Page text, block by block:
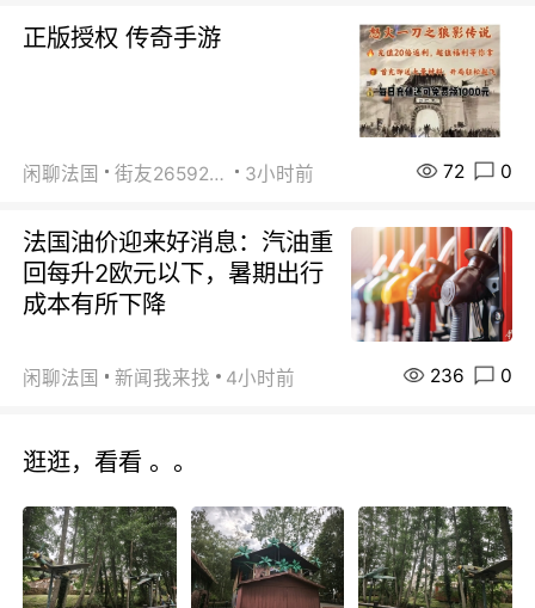
正版授权 传奇手游
闲聊法国 街友26592800 3小时前 72 0
法国油价迎来好消息：汽油重
回每升2欧元以下，暑期出行
成本有所下降
闲聊法国 新闻我来找 4小时前 236 0
逛逛，看看 。。